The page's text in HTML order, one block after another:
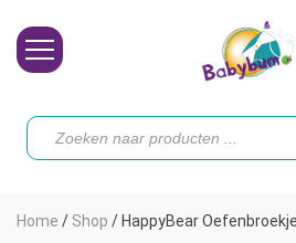
Toebehoren
Producten
zoeken
Home / Shop / HappyBear